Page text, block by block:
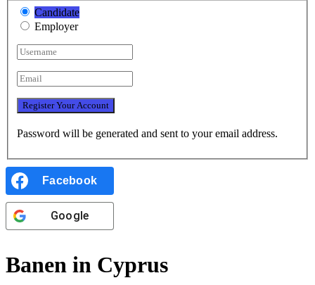
Candidate
Employer
Password will be generated and sent to your email address.
Facebook
Google
Banen in Cyprus